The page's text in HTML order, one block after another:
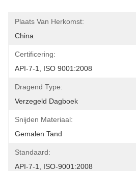
Plaats Van Herkomst:
China
Certificering:
API-7-1, ISO 9001:2008
Dragend Type:
Verzegeld Dagboek
Snijden Materiaal:
Gemalen Tand
Standaard:
API-7-1, ISO-9001:2008